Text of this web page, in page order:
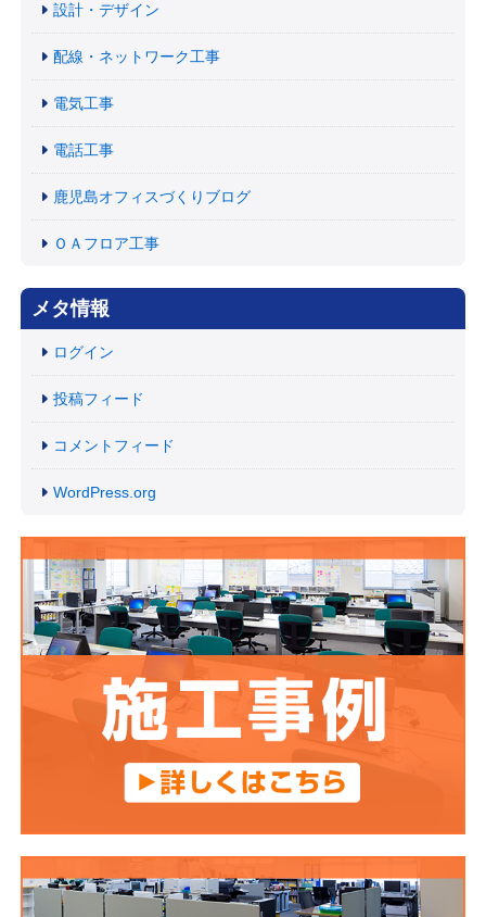
設計・デザイン
配線・ネットワーク工事
電気工事
電話工事
鹿児島オフィスづくりブログ
ＯＡフロア工事
メタ情報
ログイン
投稿フィード
コメントフィード
WordPress.org